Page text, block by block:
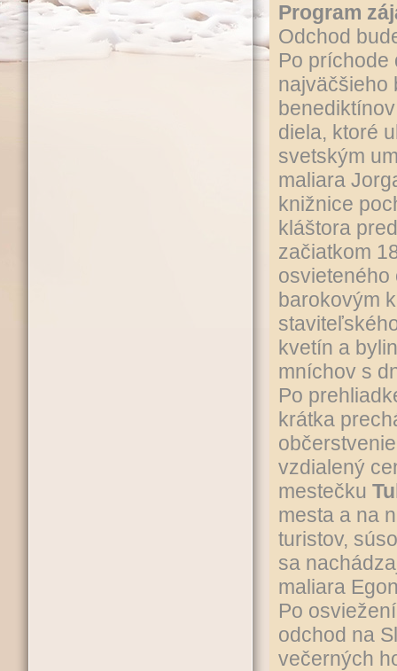
Program
Odchod
Po príchode
najväčšieho
diela, ktoré
svetským
maliara
knižnice
kláštora
začiatkom
osvieteného
barokovým
kvetín a
mníchov s
Po
krátka
vzdialený
mestečku
mesta a na
turistov,
sa
maliara
Po
odchod na
večerných